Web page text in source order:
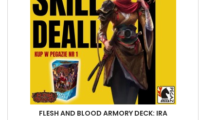
FLESH AND BLOOD ARMORY DECK: IRA